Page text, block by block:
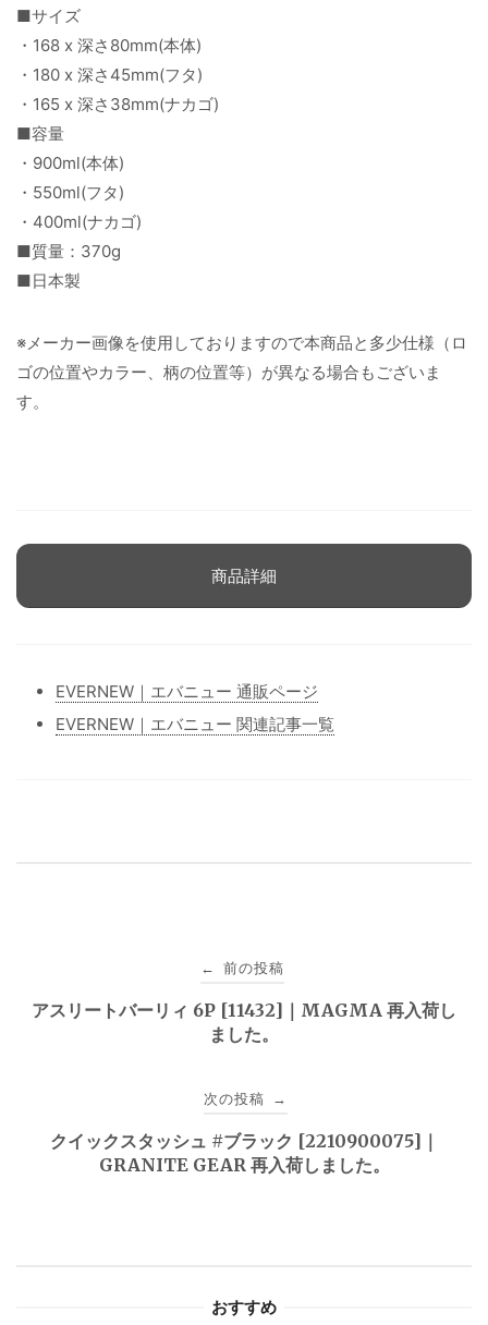
■サイズ
・168 x 深さ80mm(本体)
・180 x 深さ45mm(フタ)
・165 x 深さ38mm(ナカゴ)
■容量
・900ml(本体)
・550ml(フタ)
・400ml(ナカゴ)
■質量：370g
■日本製
※メーカー画像を使用しておりますので本商品と多少仕様（ロ
ゴの位置やカラー、柄の位置等）が異なる場合もございま
す。
商品詳細
EVERNEW｜エバニュー 通販ページ
EVERNEW｜エバニュー 関連記事一覧
稿
← 前の投稿
アスリートバーリィ 6P [11432]｜MAGMA 再入荷し
ました。
次の投稿 →
クイックスタッシュ #ブラック [2210900075]｜
GRANITE GEAR 再入荷しました。
おすすめ